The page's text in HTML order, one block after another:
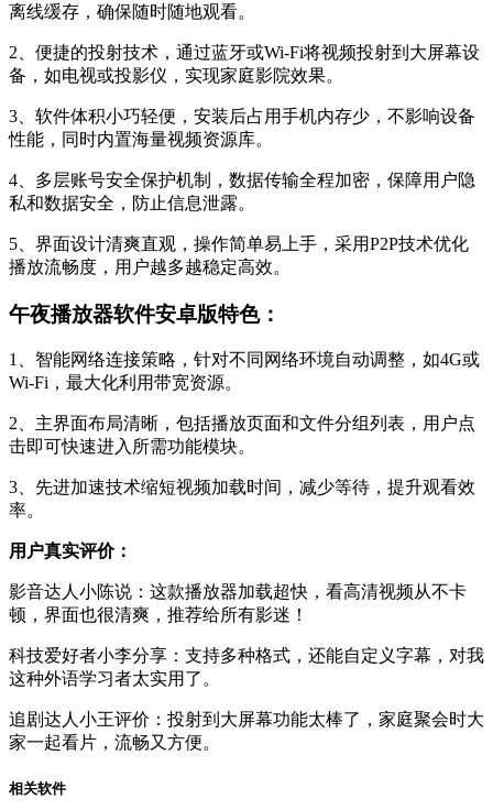
离线缓存，确保随时随地观看。
2、便捷的投射技术，通过蓝牙或Wi-Fi将视频投射到大屏幕设
备，如电视或投影仪，实现家庭影院效果。
3、软件体积小巧轻便，安装后占用手机内存少，不影响设备
性能，同时内置海量视频资源库。
4、多层账号安全保护机制，数据传输全程加密，保障用户隐
私和数据安全，防止信息泄露。
5、界面设计清爽直观，操作简单易上手，采用P2P技术优化
播放流畅度，用户越多越稳定高效。
午夜播放器软件安卓版特色：
1、智能网络连接策略，针对不同网络环境自动调整，如4G或
Wi-Fi，最大化利用带宽资源。
2、主界面布局清晰，包括播放页面和文件分组列表，用户点
击即可快速进入所需功能模块。
3、先进加速技术缩短视频加载时间，减少等待，提升观看效
率。
用户真实评价：
影音达人小陈说：这款播放器加载超快，看高清视频从不卡
顿，界面也很清爽，推荐给所有影迷！
科技爱好者小李分享：支持多种格式，还能自定义字幕，对我
这种外语学习者太实用了。
追剧达人小王评价：投射到大屏幕功能太棒了，家庭聚会时大
家一起看片，流畅又方便。
相关软件